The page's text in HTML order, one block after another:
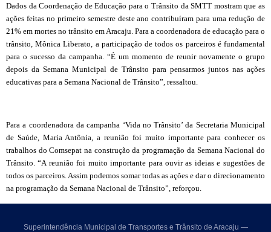
Dados da Coordenação de Educação para o Trânsito da SMTT mostram que as
ações feitas no primeiro semestre deste ano contribuíram para uma redução de
21% em mortes no trânsito em Aracaju. Para a coordenadora de educação para o
trânsito, Mônica Liberato, a participação de todos os parceiros é fundamental
para o sucesso da campanha. “É um momento de reunir novamente o grupo
depois da Semana Municipal de Trânsito para pensarmos juntos nas ações
educativas para a Semana Nacional de Trânsito”, ressaltou.
Para a coordenadora da campanha ‘Vida no Trânsito’ da Secretaria Municipal
de Saúde, Maria Antônia, a reunião foi muito importante para conhecer os
trabalhos do Comsepat na construção da programação da Semana Nacional do
Trânsito. “A reunião foi muito importante para ouvir as ideias e sugestões de
todos os parceiros. Assim podemos somar todas as ações e dar o direcionamento
na programação da Semana Nacional de Trânsito”, reforçou.
Superintendência Municipal de Transportes e Trânsito de Aracaju —